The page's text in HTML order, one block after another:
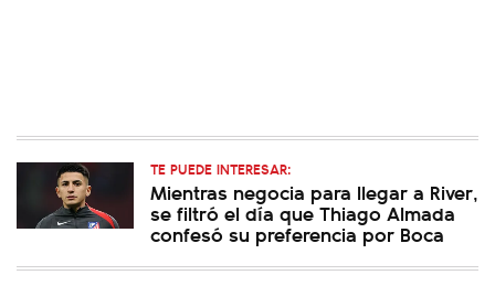
TE PUEDE INTERESAR:
Mientras negocia para llegar a River,
se filtró el día que Thiago Almada
confesó su preferencia por Boca